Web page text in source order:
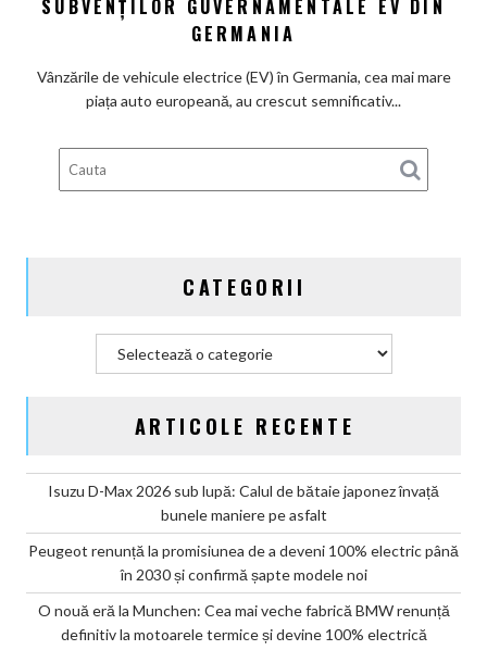
din
Germania
SUBVENȚILOR GUVERNAMENTALE EV DIN
GERMANIA
Vânzările de vehicule electrice (EV) în Germania, cea mai mare
piața auto europeană, au crescut semnificativ...
CATEGORII
ARTICOLE RECENTE
Isuzu D-Max 2026 sub lupă: Calul de bătaie japonez învață
bunele maniere pe asfalt
Peugeot renunță la promisiunea de a deveni 100% electric până
în 2030 și confirmă șapte modele noi
O nouă eră la Munchen: Cea mai veche fabrică BMW renunță
definitiv la motoarele termice și devine 100% electrică